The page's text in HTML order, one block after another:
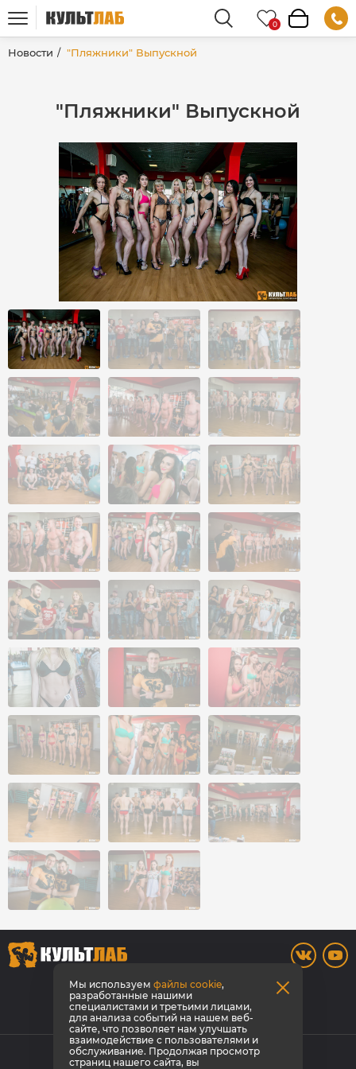
Новости "Пляжники" Выпускной
"Пляжники" Выпускной
8 800 700-42-31
Заказать звонок
© КультЛаб Спортивное питание
Политика конфиденциальности
Мы используемфайлы cookie,
разработанные нашими
специалистами и третьими лицами,
для анализа событий на нашем веб-
сайте, что позволяет нам улучшать
взаимодействие с пользователями и
обслуживание. Продолжая просмотр
страниц нашего сайта, вы